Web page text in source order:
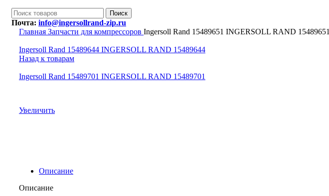
Поиск
Почта: info@ingersollrand-zip.ru
Главная Запчасти для компрессоров Ingersoll Rand 15489651 INGERSOLL RAND 15489651
Ingersoll Rand 15489644 INGERSOLL RAND 15489644
Назад к товарам
Ingersoll Rand 15489701 INGERSOLL RAND 15489701
Увеличить
Описание
Описание